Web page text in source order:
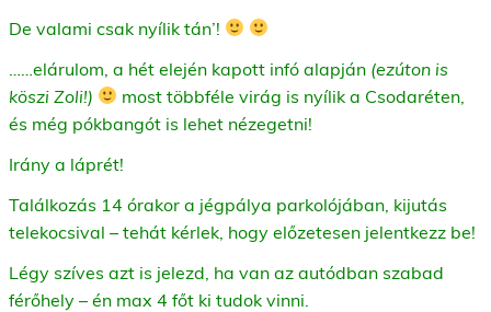
De valami csak nyílik tán’!
……elárulom, a hét elején kapott infó alapján (ezúton is
köszi Zoli!)
most többféle virág is nyílik a Csodaréten,
és még pókbangót is lehet nézegetni!
Irány a láprét!
Találkozás 14 órakor a jégpálya parkolójában, kijutás
telekocsival – tehát kérlek, hogy előzetesen jelentkezz be!
Légy szíves azt is jelezd, ha van az autódban szabad
férőhely – én max 4 főt ki tudok vinni.